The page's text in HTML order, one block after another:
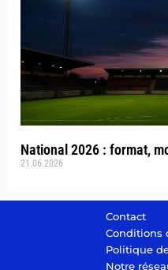
National 2026 : format,
21.06.2026
Contact
Conditions
Politique
Notre